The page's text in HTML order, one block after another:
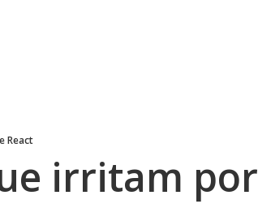
React
irritam por